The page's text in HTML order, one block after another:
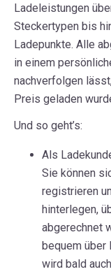
Ladeleistungen
Steckertypen bis
Ladepunkte. Alle
in einem
nachverfolgen
Preis geladen
Und so geht’s:
Als
Sie können
registrieren
hinterlegen,
abgerechnet
bequem über
wird bald